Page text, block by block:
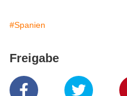
#Spanien
Freigabe